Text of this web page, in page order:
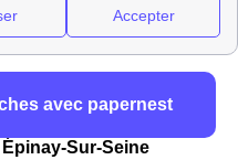
à la résiliation
Sur-Seine
avec papernest